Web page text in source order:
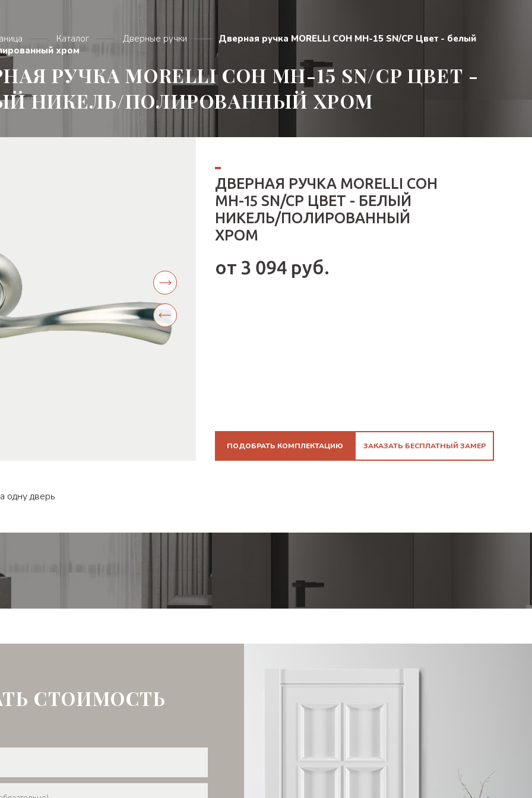
Каталог Дверные ручки
Дверная ручка MORELLI СОН MH-15 SN/CP Цвет - белый
хром
РУЧКА MORELLI СОН MH-15 SN/CP ЦВЕТ -
НИКЕЛЬ/ПОЛИРОВАННЫЙ ХРОМ
ДВЕРНАЯ РУЧКА MORELLI СОН
MH-15 SN/CP ЦВЕТ - БЕЛЫЙ
НИКЕЛЬ/ПОЛИРОВАННЫЙ
ХРОМ
от 3 094 руб.
ПОДОБРАТЬ КОМПЛЕКТАЦИЮ ЗАКАЗАТЬ БЕСПЛАТНЫЙ ЗАМЕР
одну дверь
СТОИМОСТЬ